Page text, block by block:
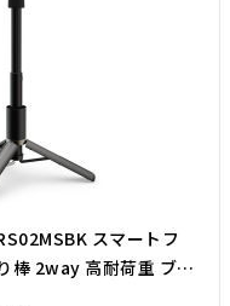
スマートフ
棒 2way 高耐荷重 ブラ